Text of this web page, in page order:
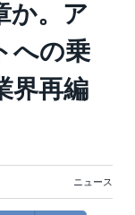
か。ア
への乗
界再編
ニュース